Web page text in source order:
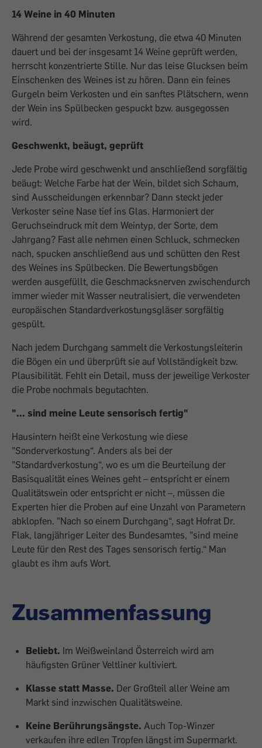
14 Weine in 40 Minuten
Während der gesamten Verkostung, die etwa 40 Minuten
dauert und bei der insgesamt 14 Weine geprüft werden,
herrscht konzentrierte Stille. Nur das leise Glucksen beim
Einschenken des Weines ist zu hören. Dann ein ­feines
Gurgeln beim Verkosten und ein sanftes Plätschern, wenn
der Wein ins Spülbecken gespuckt bzw. ausgegossen
wird.
Geschwenkt, beäugt, geprüft
Jede Probe wird geschwenkt und anschließend sorgfältig
beäugt: Welche Farbe hat der Wein, bildet sich Schaum,
sind Ausscheidungen erkennbar? Dann steckt jeder
Verkoster seine Nase tief ins Glas. Harmoniert der
Geruchseindruck mit dem Weintyp, der Sorte, dem
Jahrgang? Fast alle nehmen einen Schluck, schmecken
nach, spucken anschließend aus und schütten den Rest
des Weines ins Spülbecken. Die Bewertungsbögen
werden aus­gefüllt, die Geschmacksnerven zwischendurch
immer wieder mit Wasser neutralisiert, die verwendeten
europäischen Standardverkostungsgläser sorgfältig
gespült.
Nach jedem Durchgang sammelt die Verkostungsleiterin
die Bögen ein und überprüft sie auf Vollständigkeit bzw.
Plausibilität. Fehlt ein Detail, muss der jeweilige Verkoster
die Probe nochmals begutachten.
"... sind meine Leute sensorisch fertig"
Hausintern heißt eine Verkostung wie diese
"Sonderverkostung“. Anders als bei der
"Standardverkostung“, wo es um die Beurteilung der
Basisqualität eines Weines geht – entspricht er einem
Qualitätswein oder entspricht er nicht –, müssen die
Experten hier die Proben auf eine Unzahl von Para­metern
abklopfen. "Nach so einem Durchgang“, sagt Hofrat Dr.
Flak, langjähriger Leiter des Bundesamtes, "sind meine
Leute für den Rest des Tages sensorisch fertig.“ Man
glaubt es ihm aufs Wort.
Zusammenfassung
Beliebt. Im Weißweinland Österreich wird am
häufigsten Grüner Veltliner kultiviert.
Klasse statt Masse. Der Großteil aller Weine am
Markt sind inzwischen Qualitätsweine.
Keine Berührungsängste. Auch Top-Winzer
verkaufen ihre edlen Tropfen längst im Supermarkt.